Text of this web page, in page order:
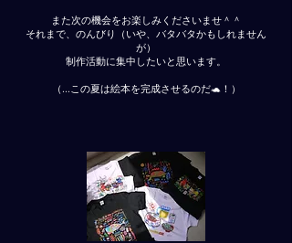
また次の機会をお楽しみくださいませ＾＾
それまで、のんびり（いや、バタバタかもしれません
が）
制作活動に集中したいと思います。
​（...この夏は絵本を完成させるのだ🐢！）